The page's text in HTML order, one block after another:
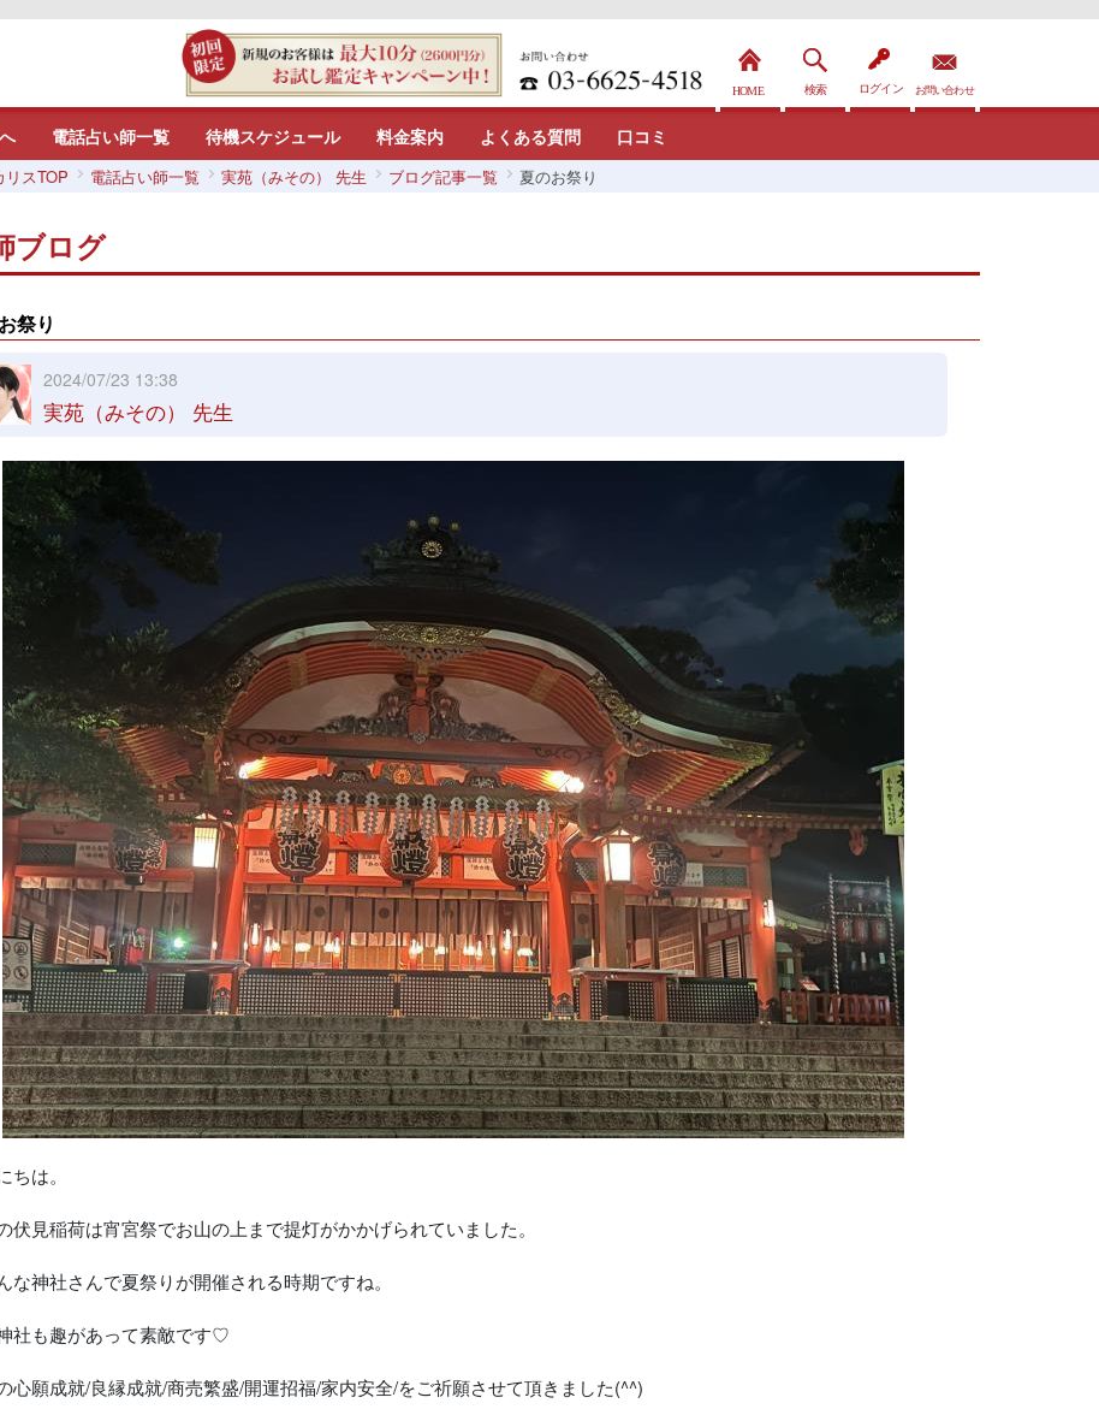
電話占い師一覧 待機スケジュール 料金案内 よくある質問 口コミ
リスTOP 電話占い師一覧 実苑（みその） 先生 ブログ記事一覧 夏のお祭り
ブログ
祭り
2024/07/23 13:38
実苑（みその） 先生
ちは。
伏見稲荷は宵宮祭でお山の上まで提灯がかかげられていました。
な神社さんで夏祭りが開催される時期ですね。
社も趣があって素敵です♡
心願成就/良縁成就/商売繁盛/開運招福/家内安全/をご祈願させて頂きました(^^)